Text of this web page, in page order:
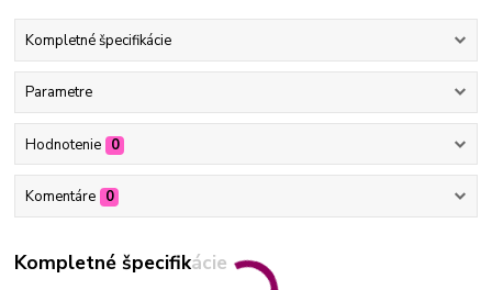
Kompletné špecifikácie
Parametre
Hodnotenie 0
Komentáre 0
Kompletné špecifikácie